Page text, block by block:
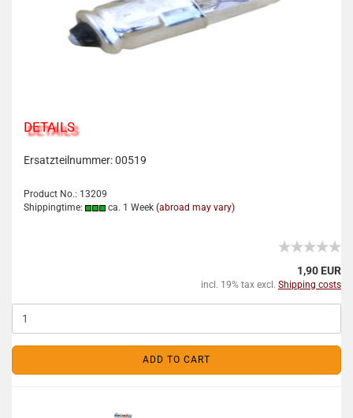
DETAILS
Ersatzteilnummer: 00519
Product No.: 13209
Shippingtime:
ca. 1 Week (abroad may vary)
1,90 EUR
incl. 19% tax excl. Shipping costs
ADD TO CART